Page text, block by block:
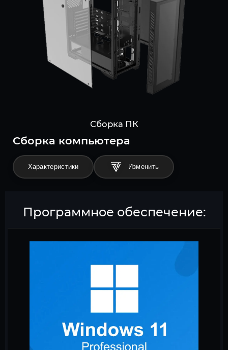
Сборка ПК
Cборка компьютера
Характеристики
Программное обеспечение: